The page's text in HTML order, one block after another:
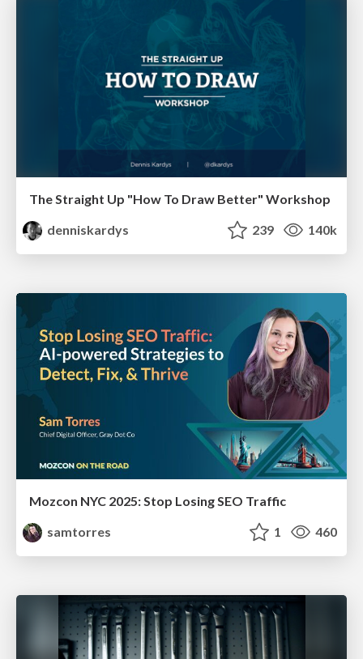
The Straight Up "How To Draw Better" Workshop
denniskardys
239 140k
Mozcon NYC 2025: Stop Losing SEO Traffic
samtorres
1 460